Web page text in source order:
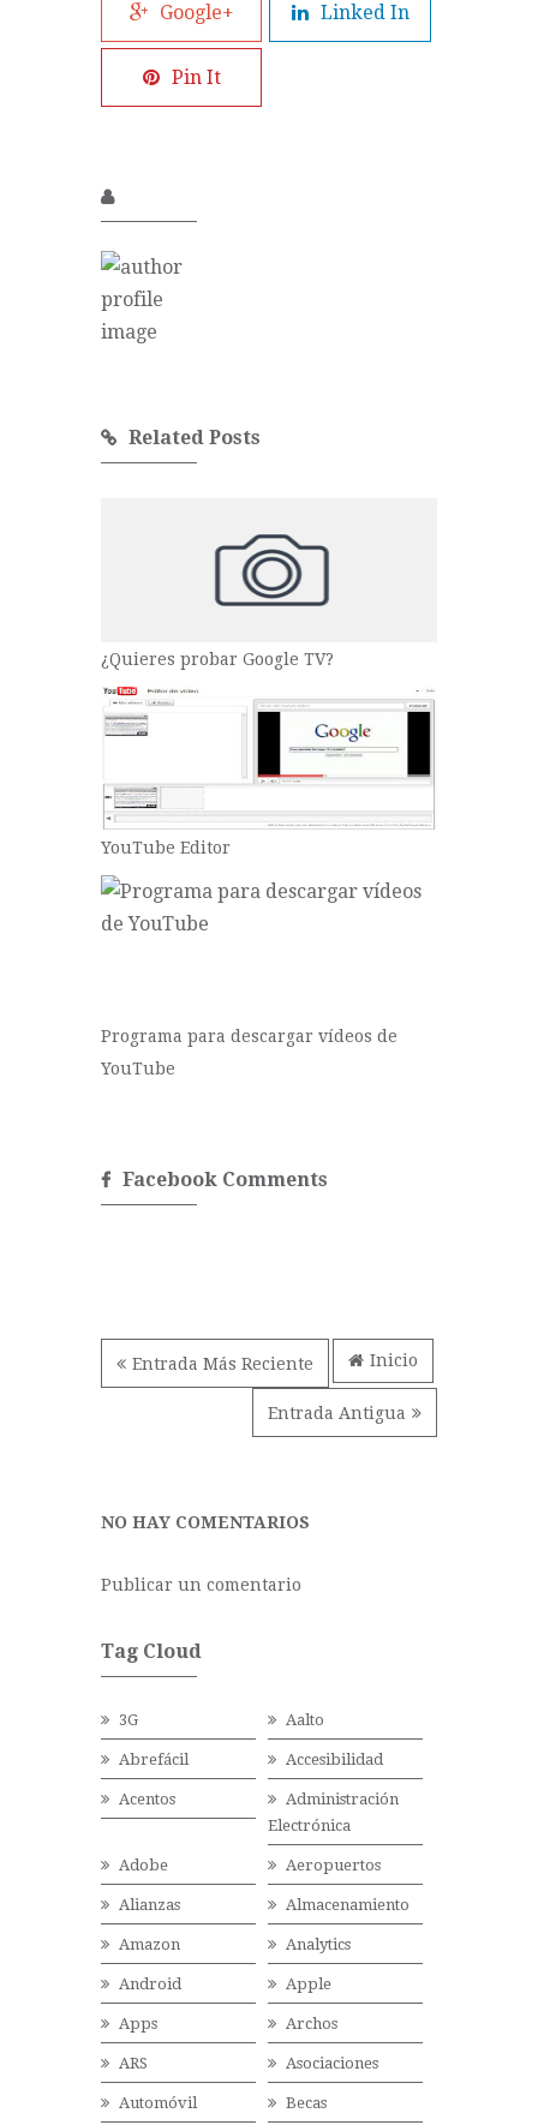
Google+ Linked In
Pin It
Related Posts
¿Quieres probar Google TV?
YouTube Editor
Programa para descargar vídeos de
YouTube
Facebook Comments
Entrada Más Reciente
Entrada Antigua
Inicio
NO HAY COMENTARIOS
Publicar un comentario
Tag Cloud
3G Aalto
Abrefácil Accesibilidad
Acentos
Administración
Electrónica
Adobe Aeropuertos
Alianzas Almacenamiento
Amazon Analytics
Android Apple
Apps Archos
ARS Asociaciones
Automóvil Becas